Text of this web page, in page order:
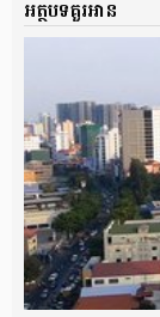
អត្ថបទគួរអាន